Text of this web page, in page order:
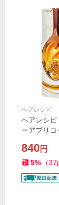
ヘアレシピ
ヘアレシピ
ーアプリコ
え 330ml
840円
5% （37